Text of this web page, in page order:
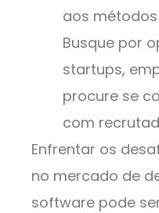
aos
Busque por
startups,
procure se
com
Enfrentar os
no mercado de
software pode